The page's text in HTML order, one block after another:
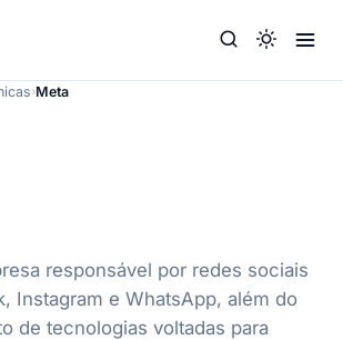
›Meta
responsável por redes sociais
Instagram e WhatsApp, além do
de tecnologias voltadas para